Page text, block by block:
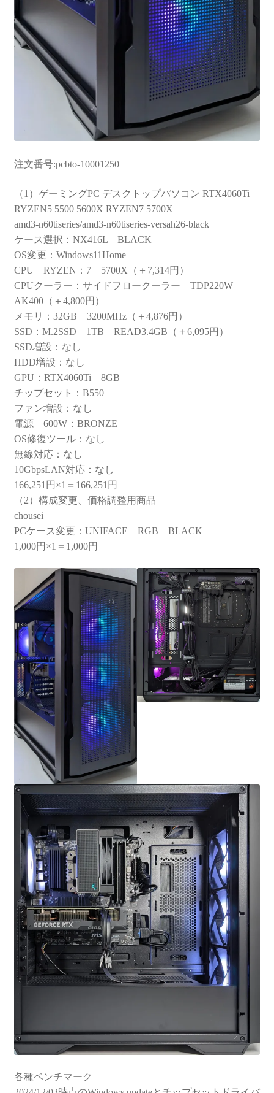
注文番号:pcbto-10001250
（1）ゲーミングPC デスクトップパソコン RTX4060Ti
RYZEN5 5500 5600X RYZEN7 5700X
amd3-n60tiseries/amd3-n60tiseries-versah26-black
ケース選択：NX416L BLACK
OS変更：Windows11Home
CPU RYZEN：7 5700X（＋7,314円）
CPUクーラー：サイドフロークーラー TDP220W
AK400（＋4,800円）
メモリ：32GB 3200MHz（＋4,876円）
SSD：M.2SSD 1TB READ3.4GB（＋6,095円）
SSD増設：なし
HDD増設：なし
GPU：RTX4060Ti 8GB
チップセット：B550
ファン増設：なし
電源 600W：BRONZE
OS修復ツール：なし
無線対応：なし
10GbpsLAN対応：なし
166,251円×1＝166,251円
（2）構成変更、価格調整用商品
chousei
PCケース変更：UNIFACE RGB BLACK
1,000円×1＝1,000円
各種ベンチマーク